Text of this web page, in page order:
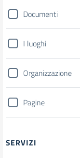
Documenti
I luoghi
Organizzazione
Pagine
SERVIZI